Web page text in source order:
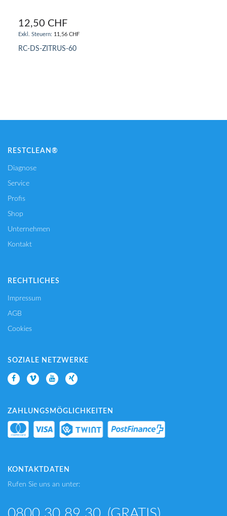
12,50 CHF
11,56 CHF
RC-DS-ZITRUS-60
RESTCLEAN®
Diagnose
Service
Profis
Shop
Unternehmen
Kontakt
RECHTLICHES
Impressum
AGB
Cookies
SOZIALE NETZWERKE
ZAHLUNGSMÖGLICHKEITEN
KONTAKTDATEN
Rufen Sie uns an unter: